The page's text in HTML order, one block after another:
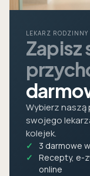
LEKARZ RODZINNY
Zapisz
Wybierz
swojego
kolejek.
3 darmowe
Recepty, e-
online